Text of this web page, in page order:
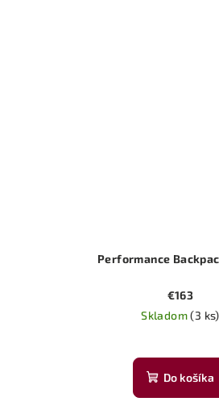
Performance
€163
Skladom(3 ks)
Do košíka